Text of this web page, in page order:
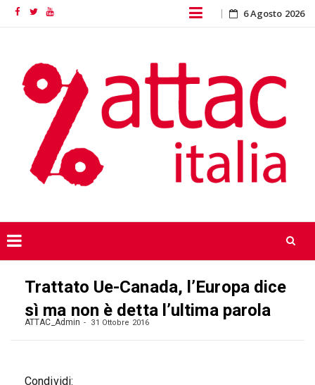
FacebookTwitterYouTube Skip
content
6 Agosto 2026
Trattato Ue-Canada, l’Europa dice
sì ma non è detta l’ultima parola
ATTAC_Admin 31 Ottobre 2016
Condividi: